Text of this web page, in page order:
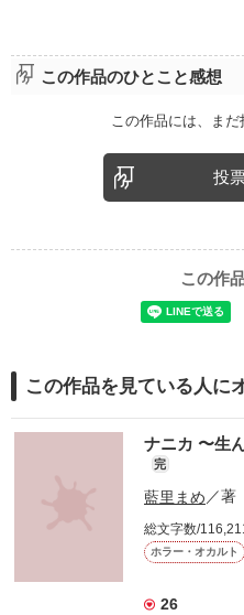
この作品のひとこと感想
この作品には、まだ
投
この作
この作品を見ている人に
ナニカ 〜生
完
藍里まめ／著
総文字数/
ホラー・オカルト
26